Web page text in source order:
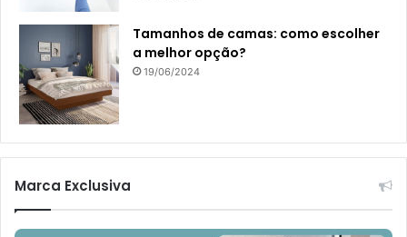
Tamanhos de camas: como escolher
a melhor opção?
19/06/2024
Marca Exclusiva